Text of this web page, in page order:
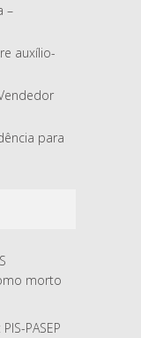
–
auxílio-
para
morto
PASEP